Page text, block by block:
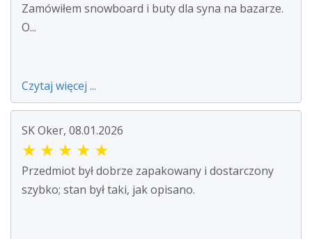
Zamówiłem snowboard i buty dla syna na bazarze.
O...
Czytaj więcej ...
SK Oker, 08.01.2026
★ ★ ★ ★ ★
Przedmiot był dobrze zapakowany i dostarczony
szybko; stan był taki, jak opisano.